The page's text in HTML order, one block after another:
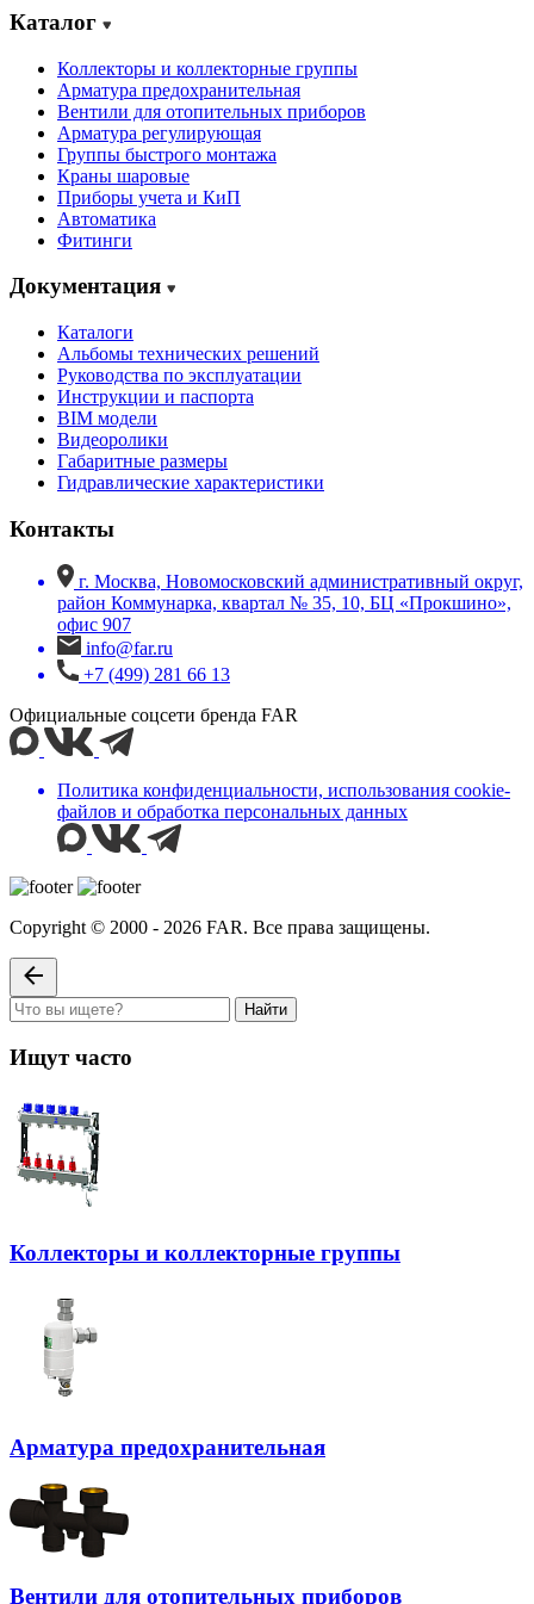
Каталог
Коллекторы и коллекторные группы
Арматура предохранительная
Вентили для отопительных приборов
Арматура регулирующая
Группы быстрого монтажа
Краны шаровые
Приборы учета и КиП
Автоматика
Фитинги
Документация
Каталоги
Альбомы технических решений
Руководства по эксплуатации
Инструкции и паспорта
BIM модели
Видеоролики
Габаритные размеры
Гидравлические характеристики
Контакты
г. Москва, Новомосковский административный округ,
район Коммунарка, квартал № 35, 10, БЦ «Прокшино»,
офис 907
info@far.ru
+7 (499) 281 66 13
Официальные соцсети бренда FAR
Политика конфиденциальности, использования сookie-
файлов и обработка персональных данных
Copyright © 2000 - 2026 FAR. Все права защищены.
Найти
Ищут часто
Коллекторы и коллекторные группы
Арматура предохранительная
Вентили для отопительных приборов